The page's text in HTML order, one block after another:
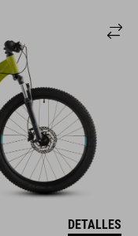
DETALLES